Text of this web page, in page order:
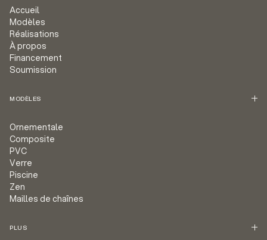
Accueil
Modèles
Réalisations
À propos
Financement
Soumission
MODÈLES
Ornementale
Composite
PVC
Verre
Piscine
Zen
Mailles de chaînes
PLUS